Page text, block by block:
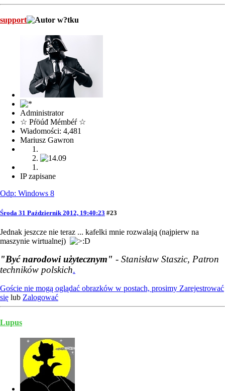
support
Administrator
☆ Pŕöúđ Mémbéŕ ☆
Wiadomości: 4,481
Mariusz Gawron
IP zapisane
Odp: Windows 8
Środa 31 Październik 2012, 19:40:23 #23
Jednak jeszcze nie teraz ... kafelki mnie rozwalają (najpierw na
maszynie wirtualnej)
"Być narodowi użytecznym" - Stanisław Staszic, Patron
techników polskich.
Goście nie mogą oglądać obrazków w postach, prosimy Zarejestrować
się lub Zalogować
Lupus